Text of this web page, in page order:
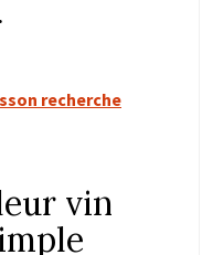
recherche
vin